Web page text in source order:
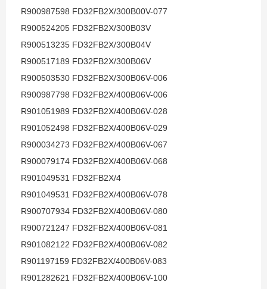
R900987598 FD32FB2X/300B00V-077
R900524205 FD32FB2X/300B03V
R900513235 FD32FB2X/300B04V
R900517189 FD32FB2X/300B06V
R900503530 FD32FB2X/300B06V-006
R900987798 FD32FB2X/400B06V-006
R901051989 FD32FB2X/400B06V-028
R901052498 FD32FB2X/400B06V-029
R900034273 FD32FB2X/400B06V-067
R900079174 FD32FB2X/400B06V-068
R901049531 FD32FB2X/4
R901049531 FD32FB2X/400B06V-078
R900707934 FD32FB2X/400B06V-080
R900721247 FD32FB2X/400B06V-081
R901082122 FD32FB2X/400B06V-082
R901197159 FD32FB2X/400B06V-083
R901282621 FD32FB2X/400B06V-100